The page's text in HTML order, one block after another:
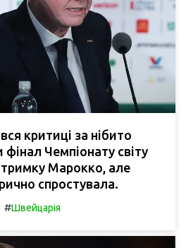
критиці за нібито
фінал Чемпіонату світу
Марокко, але
спростувала.
#Швейцарія